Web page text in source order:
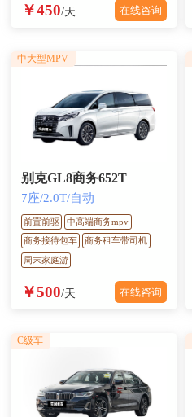
￥450/天 在线咨询
别克GL8商务652T
7座/2.0T/自动
前置前驱
中高端商务mpv
商务接待包车
商务租车带司机
周末家庭游
￥500/天 在线咨询
中大型MPV
C级车